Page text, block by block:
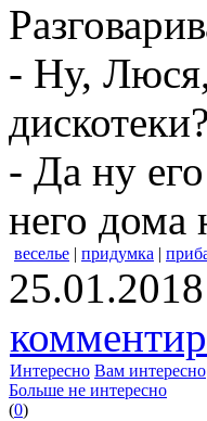
- Ну, Люся,
дискотеки?
- Да ну
него дома
веселье | придумка |
Интересно Вам интересно
Больше не интересно
(0)